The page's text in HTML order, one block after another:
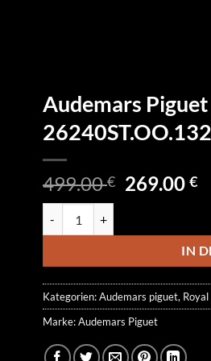
Audemars
499.00€
499.00 €
269.00€
IN
Kategorien:Audemars piguet,
Marke:Audemars Piguet